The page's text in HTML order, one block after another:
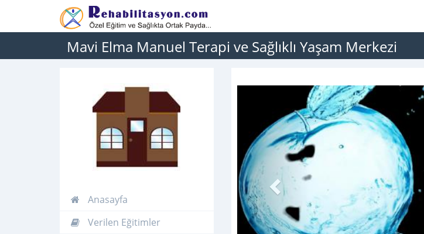
Mavi Elma Manuel Terapi ve Sağlıklı Yaşam Merkezi
Anasayfa
Verilen Eğitimler